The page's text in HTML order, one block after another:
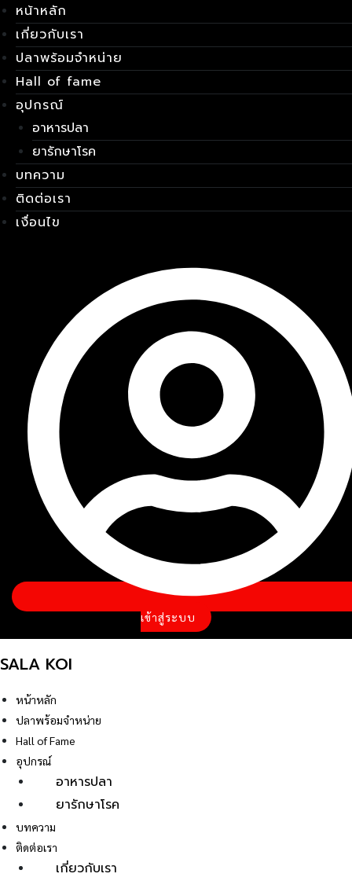
Skip
to
content
หน้าหลัก
เกี่ยวกับเรา
ปลาพร้อมจำหน่าย
Hall of fame
อุปกรณ์
อาหารปลา
ยารักษาโรค
บทความ
ติดต่อเรา
เงื่อนไข
เข้าสู่ระบบ
SALA KOI
หน้าหลัก
ปลาพร้อมจำหน่าย
Hall of Fame
อุปกรณ์
อาหารปลา
ยารักษาโรค
บทความ
ติดต่อเรา
เกี่ยวกับเรา
เมนู